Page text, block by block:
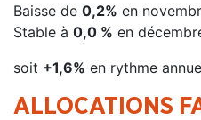
Baisse de 0,2% en
Stable à 0,0 % en
soit +1,6% en rythme
ALLOCATIONS